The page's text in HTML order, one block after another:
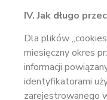
IV. Jak długo
Dla plików
miesięczny okres
informacji
identyfikatorami
zarejestrowanego